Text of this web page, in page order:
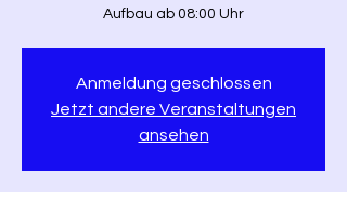
Aufbau ab 08:00 Uhr
Anmeldung geschlossen
Jetzt andere Veranstaltungen
ansehen